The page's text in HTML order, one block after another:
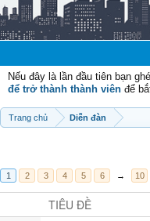
Nếu đây là lần đầu tiên bạn
để trở thành thành viên để
Trang chủ Diễn đàn
1 2 3 4 5 6 → 10
TIÊU ĐỀ